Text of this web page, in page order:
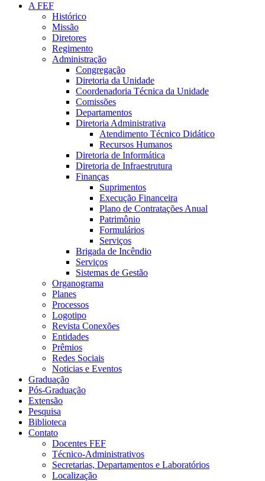
A FEF
Histórico
Missão
Diretores
Regimento
Administração
Congregação
Diretoria da Unidade
Coordenadoria Técnica da Unidade
Comissões
Departamentos
Diretoria Administrativa
Atendimento Técnico Didático
Recursos Humanos
Diretoria de Informática
Diretoria de Infraestrutura
Finanças
Suprimentos
Execução Financeira
Plano de Contratações Anual
Patrimônio
Formulários
Serviços
Brigada de Incêndio
Serviços
Sistemas de Gestão
Organograma
Planes
Processos
Logotipo
Revista Conexões
Entidades
Prêmios
Redes Sociais
Noticias e Eventos
Graduação
Pós-Graduação
Extensão
Pesquisa
Biblioteca
Contato
Docentes FEF
Técnico-Administrativos
Secretarias, Departamentos e Laboratórios
Localização